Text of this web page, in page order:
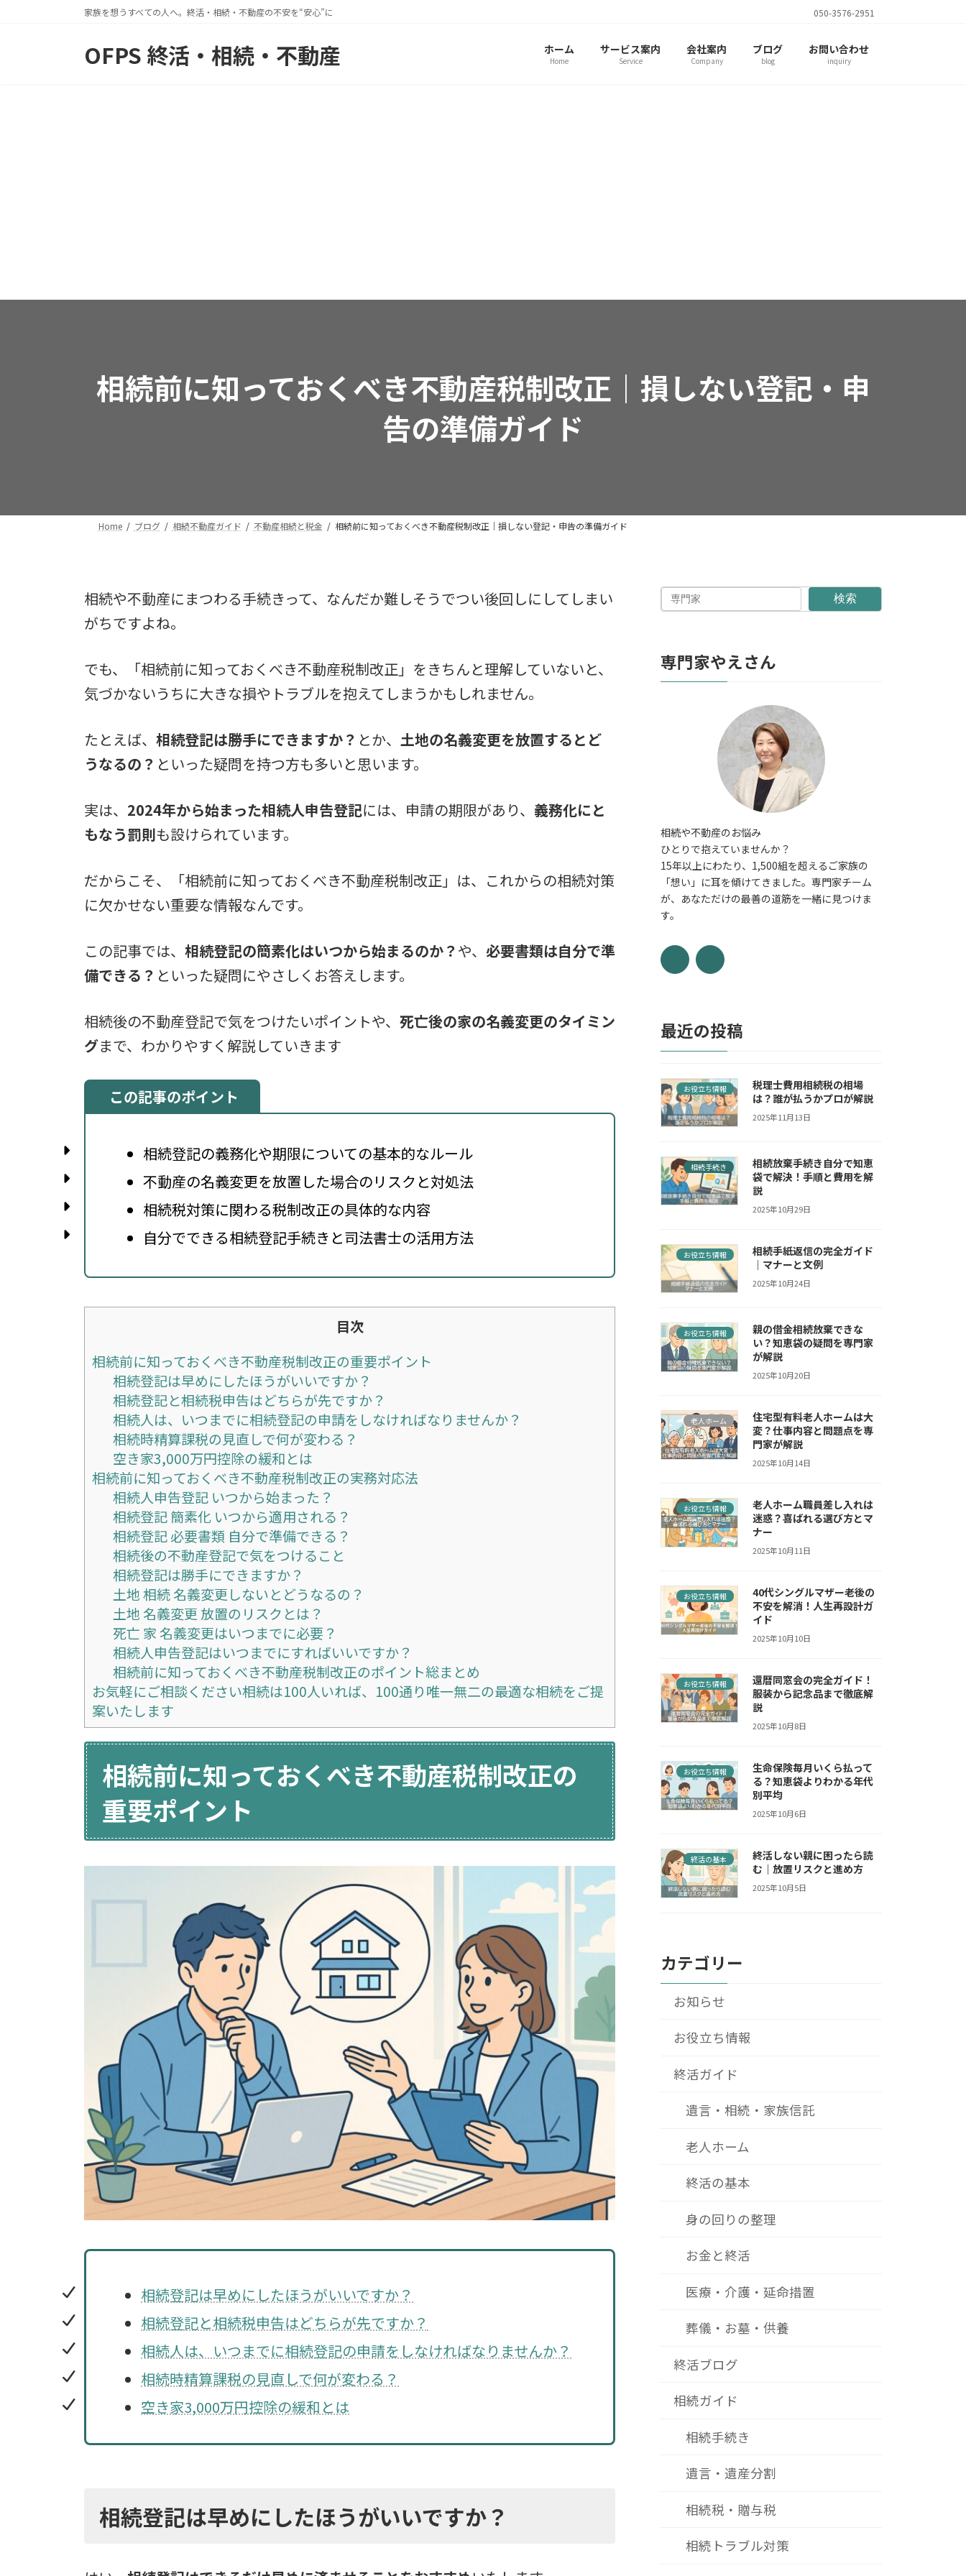
家族を想うすべての人へ。終活・相続・不動産の不安を“安心”に 050-3576-2951
OFPS 終活・相続・不動産 ホーム
Home
サービス案内
Service
会社案内
Company
ブログ
blog
お問い合わせ
inquiry
相続前に知っておくべき不動産税制改正｜損しない登記・申
告の準備ガイド
Home ブログ 相続不動産ガイド 不動産相続と税金 相続前に知っておくべき不動産税制改正｜損しない登記・申告の準備ガイド
相続や不動産にまつわる手続きって、なんだか難しそうでつい後回しにしてしまい
がちですよね。
でも、「相続前に知っておくべき不動産税制改正」をきちんと理解していないと、
気づかないうちに大きな損やトラブルを抱えてしまうかもしれません。
たとえば、 相続登記は勝手にできますか？ とか、 土地の名義変更を放置するとど
うなるの？ といった疑問を持つ方も多いと思います。
実は、 2024年から始まった相続人申告登記には、申請の期限があり、 義務化にと
もなう罰則も設けられています。
だからこそ、「相続前に知っておくべき不動産税制改正」は、これからの相続対策
に欠かせない重要な情報なんです。
この記事では、 相続登記の簡素化はいつから始まるのか？ や、 必要書類は自分で準
備できる？ といった疑問にやさしくお答えします。
相続後の不動産登記で気をつけたいポイントや、 死亡後の家の名義変更のタイミン
グまで、わかりやすく解説していきます
この記事のポイント
相続登記の義務化や期限についての基本的なルール
不動産の名義変更を放置した場合のリスクと対処法
相続税対策に関わる税制改正の具体的な内容
自分でできる相続登記手続きと司法書士の活用方法
目次
相続前に知っておくべき不動産税制改正の重要ポイント
相続登記は早めにしたほうがいいですか？
相続登記と相続税申告はどちらが先ですか？
相続人は、いつまでに相続登記の申請をしなければなりませんか？
相続時精算課税の見直しで何が変わる？
空き家3,000万円控除の緩和とは
相続前に知っておくべき不動産税制改正の実務対応法
相続人申告登記 いつから始まった？
相続登記 簡素化 いつから適用される？
相続登記 必要書類 自分で準備できる？
相続後の不動産登記で気をつけること
相続登記は勝手にできますか？
土地 相続 名義変更しないとどうなるの？
土地 名義変更 放置のリスクとは？
死亡 家 名義変更はいつまでに必要？
相続人申告登記はいつまでにすればいいですか？
相続前に知っておくべき不動産税制改正のポイント総まとめ
お気軽にご相談ください相続は100人いれば、100通り唯一無二の最適な相続をご提
案いたします
相続前に知っておくべき不動産税制改正の
重要ポイント
相続登記は早めにしたほうがいいですか？
相続登記と相続税申告はどちらが先ですか？
相続人は、いつまでに相続登記の申請をしなければなりませんか？
相続時精算課税の見直しで何が変わる？
空き家3,000万円控除の緩和とは
相続登記は早めにしたほうがいいですか？
検索
専門家やえさん
相続や不動産のお悩み
ひとりで抱えていませんか？
15年以上にわたり、1,500組を超えるご家族の
「想い」に耳を傾けてきました。専門家チーム
が、あなただけの最善の道筋を一緒に見つけま
す。
最近の投稿
お役立ち情報
税理士費用相続税の相場
は？誰が払うかプロが解説
2025年11月13日
相続手続き
相続放棄手続き自分で知恵
袋で解決！手順と費用を解
説
2025年10月29日
お役立ち情報
相続手紙返信の完全ガイド
｜マナーと文例
2025年10月24日
お役立ち情報
親の借金相続放棄できな
い？知恵袋の疑問を専門家
が解説
2025年10月20日
老人ホーム
住宅型有料老人ホームは大
変？仕事内容と問題点を専
門家が解説
2025年10月14日
お役立ち情報
老人ホーム職員差し入れは
迷惑？喜ばれる選び方とマ
ナー
2025年10月11日
お役立ち情報
40代シングルマザー老後の
不安を解消！人生再設計ガ
イド
2025年10月10日
お役立ち情報
還暦同窓会の完全ガイド！
服装から記念品まで徹底解
説
2025年10月8日
お役立ち情報
生命保険毎月いくら払って
る？知恵袋よりわかる年代
別平均
2025年10月6日
終活の基本
終活しない親に困ったら読
む｜放置リスクと進め方
2025年10月5日
カテゴリー
お知らせ
お役立ち情報
終活ガイド
遺言・相続・家族信託
老人ホーム
終活の基本
身の回りの整理
お金と終活
医療・介護・延命措置
葬儀・お墓・供養
終活ブログ
相続ガイド
相続手続き
遺言・遺産分割
相続税・贈与税
相続トラブル対策